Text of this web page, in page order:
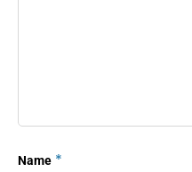
Name *